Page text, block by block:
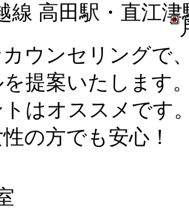
線 高田駅・直江津
ウンセリングで
を提案いたします
トはオススメです
の方でも安心！